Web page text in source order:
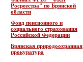
Росреестра" по Брянской
области
Фонд пенсионного и
социального страхования
Российской Федерации
Брянская природоохранная
прокуратура